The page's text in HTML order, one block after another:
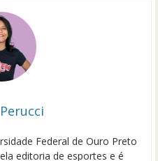
Federal de Ouro Preto
editoria de esportes e é